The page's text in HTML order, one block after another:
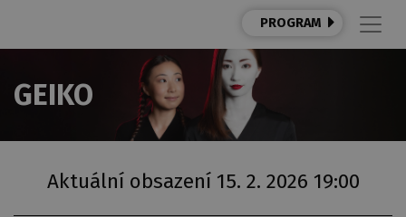
PROGRAM
GEIKO
Aktuální obsazení 15. 2. 2026 19:00